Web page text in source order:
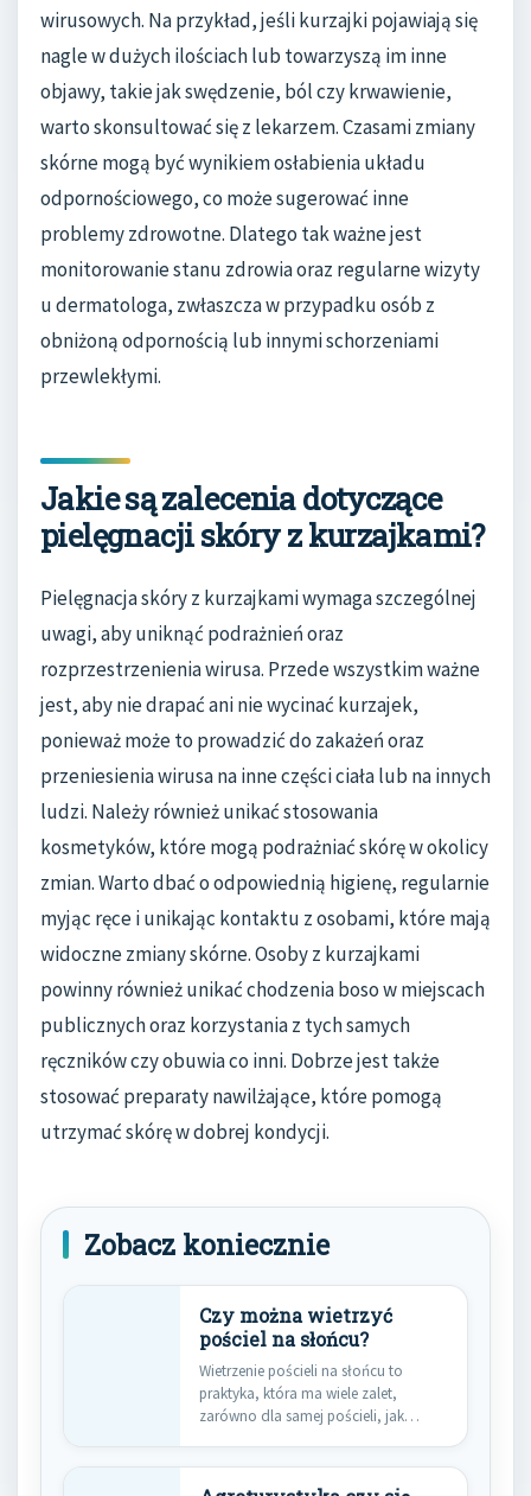
wirusowych. Na przykład, jeśli kurzajki pojawiają się
nagle w dużych ilościach lub towarzyszą im inne
objawy, takie jak swędzenie, ból czy krwawienie,
warto skonsultować się z lekarzem. Czasami zmiany
skórne mogą być wynikiem osłabienia układu
odpornościowego, co może sugerować inne
problemy zdrowotne. Dlatego tak ważne jest
monitorowanie stanu zdrowia oraz regularne wizyty
u dermatologa, zwłaszcza w przypadku osób z
obniżoną odpornością lub innymi schorzeniami
przewlekłymi.
Jakie są zalecenia dotyczące
pielęgnacji skóry z kurzajkami?
Pielęgnacja skóry z kurzajkami wymaga szczególnej
uwagi, aby uniknąć podrażnień oraz
rozprzestrzenienia wirusa. Przede wszystkim ważne
jest, aby nie drapać ani nie wycinać kurzajek,
ponieważ może to prowadzić do zakażeń oraz
przeniesienia wirusa na inne części ciała lub na innych
ludzi. Należy również unikać stosowania
kosmetyków, które mogą podrażniać skórę w okolicy
zmian. Warto dbać o odpowiednią higienę, regularnie
myjąc ręce i unikając kontaktu z osobami, które mają
widoczne zmiany skórne. Osoby z kurzajkami
powinny również unikać chodzenia boso w miejscach
publicznych oraz korzystania z tych samych
ręczników czy obuwia co inni. Dobrze jest także
stosować preparaty nawilżające, które pomogą
utrzymać skórę w dobrej kondycji.
Zobacz koniecznie
Czy można wietrzyć
pościel na słońcu?
Wietrzenie pościeli na słońcu to
praktyka, która ma wiele zalet,
zarówno dla samej pościeli, jak…